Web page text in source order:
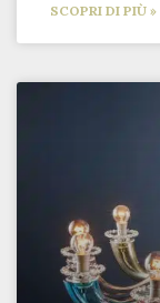
SCOPRI DI PIÙ »